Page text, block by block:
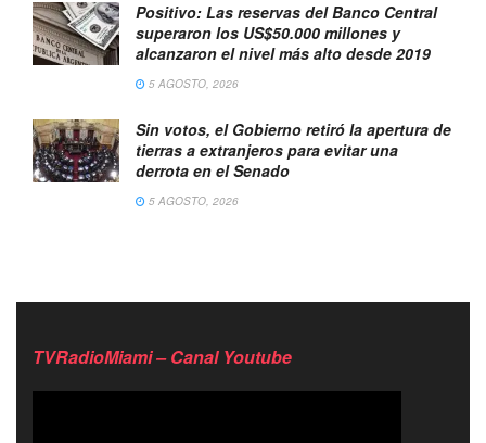
Positivo: Las reservas del Banco Central
superaron los US$50.000 millones y
alcanzaron el nivel más alto desde 2019
5 AGOSTO, 2026
Sin votos, el Gobierno retiró la apertura de
tierras a extranjeros para evitar una
derrota en el Senado
5 AGOSTO, 2026
TVRadioMiami – Canal Youtube